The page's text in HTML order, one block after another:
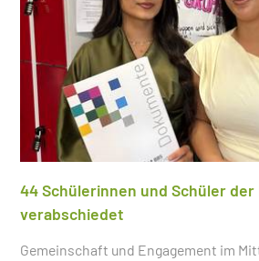
44 Schülerinnen und Schüler der
verabschiedet
Gemeinschaft und Engagement im